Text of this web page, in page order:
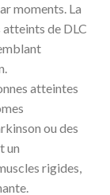
moments. La
de DLC
atteintes
ou des
un
rigides,